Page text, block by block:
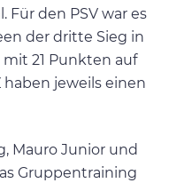
Für den PSV war es
der dritte Sieg in
mit 21 Punkten auf
jeweils einen
Mauro Junior und
Gruppentraining